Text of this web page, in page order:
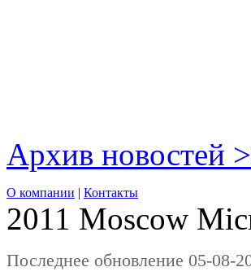
Архив новостей
О компании | Контакты
2011 Moscow
Последнее обновление 05-08-